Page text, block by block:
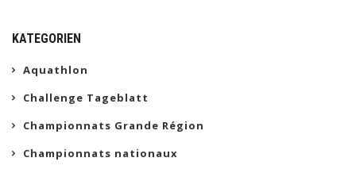
KATEGORIEN
Aquathlon
Challenge Tageblatt
Championnats Grande Région
Championnats nationaux